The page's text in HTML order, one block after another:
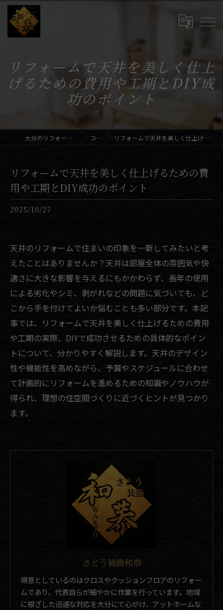
リフォームで天井を美しく仕上
げるための費用や工期とDIY成
功のポイント
大分のリフォームならさとう装飾和恭 コラム リフォームで天井を美しく仕上げるための費用や工期とDIY成功のポイント
リフォームで天井を美しく仕上げるための費
用や工期とDIY成功のポイント
2025/10/27
天井のリフォームで住まいの印象を一新してみたいと考
えたことはありませんか？天井は部屋全体の雰囲気や快
適さに大きな影響を与えるにもかかわらず、長年の使用
による劣化やシミ、剥がれなどの問題に気づいても、ど
こから手を付けてよいか悩むことも多い部分です。本記
事では、リフォームで天井を美しく仕上げるための費用
や工期の実際、DIYで成功させるための具体的なポイン
トについて、分かりやすく解説します。天井のデザイン
性や機能性を高めながら、予算やスケジュールに合わせ
て計画的にリフォームを進めるための知識やノウハウが
得られ、理想の住空間づくりに近づくヒントが見つかり
ます。
さとう装飾和恭
得意としているのはクロスやクッションフロアのリフォー
ムであり、代表自らが細やかに作業を行っています。地域
に根ざした迅速な対応を大分にて心がけ、アットホームな